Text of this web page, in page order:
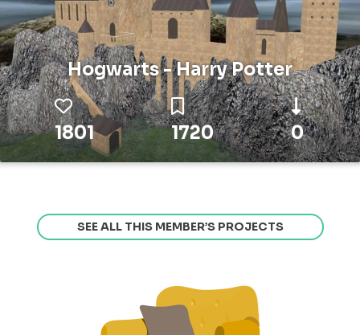
Hogwarts - Harry Potter
1801 1720 0
SEE ALL THIS MEMBER’S PROJECTS